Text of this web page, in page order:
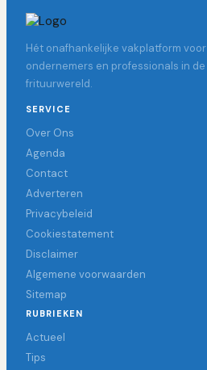
Hét onafhankelijke vakplatform voor
ondernemers en professionals in de
frituurwereld.
SERVICE
Over Ons
Agenda
Contact
Adverteren
Privacybeleid
Cookiestatement
Disclaimer
Algemene voorwaarden
Sitemap
RUBRIEKEN
Actueel
Tips